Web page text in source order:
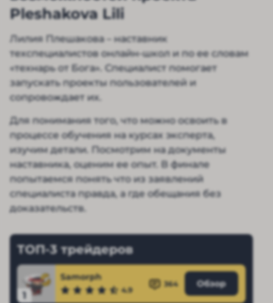
Pleshakova Lili
Лилия Плешакова – наставник
техспециалистов онлайн-школ и по ее словам
«технарь от Бога». Специалист помогает
запускать проекты пользователей и
сопровождает их.
Для понимания того, что можно освоить в
процессе обучения на курсах эксперта,
изучим детали. Посмотрим на документы
наставника, оценим ее опыт. В финале
попытаемся понять что из заявлений
специалиста правда, а где обещания без
доказательств.
ТОП-3 трейдеров
1
Samorph
4.9
364 Обзор